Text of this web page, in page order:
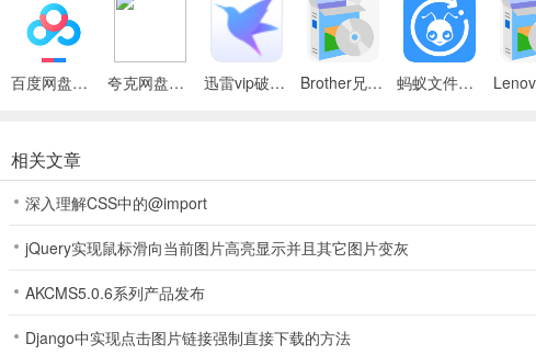
百度网盘绿色免安装Pc电脑版 夸克网盘官方正式版 迅雷vip破解版永久会员2024版 Brother兄弟 MFC-8480DN多功能一体机ISIS驱动 蚂蚁文件（数据恢复大师）
相关文章
深入理解CSS中的@import
jQuery实现鼠标滑向当前图片高亮显示并且其它图片变灰
AKCMS5.0.6系列产品发布
Django中实现点击图片链接强制直接下载的方法